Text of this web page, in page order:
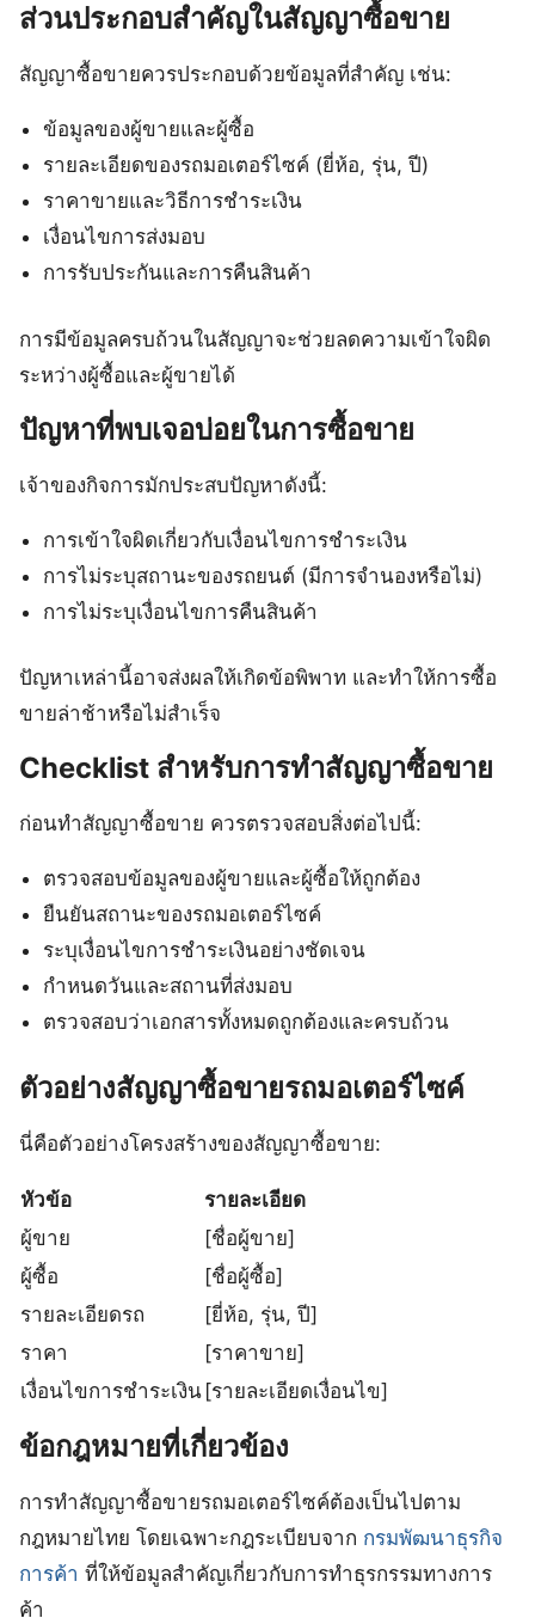
ส่วนประกอบสำคัญในสัญญาซื้อขาย
สัญญาซื้อขายควรประกอบด้วยข้อมูลที่สำคัญ เช่น:
ข้อมูลของผู้ขายและผู้ซื้อ
รายละเอียดของรถมอเตอร์ไซค์ (ยี่ห้อ, รุ่น, ปี)
ราคาขายและวิธีการชำระเงิน
เงื่อนไขการส่งมอบ
การรับประกันและการคืนสินค้า
การมีข้อมูลครบถ้วนในสัญญาจะช่วยลดความเข้าใจผิด
ระหว่างผู้ซื้อและผู้ขายได้
ปัญหาที่พบเจอบ่อยในการซื้อขาย
เจ้าของกิจการมักประสบปัญหาดังนี้:
การเข้าใจผิดเกี่ยวกับเงื่อนไขการชำระเงิน
การไม่ระบุสถานะของรถยนต์ (มีการจำนองหรือไม่)
การไม่ระบุเงื่อนไขการคืนสินค้า
ปัญหาเหล่านี้อาจส่งผลให้เกิดข้อพิพาท และทำให้การซื้อ
ขายล่าช้าหรือไม่สำเร็จ
Checklist สำหรับการทำสัญญาซื้อขาย
ก่อนทำสัญญาซื้อขาย ควรตรวจสอบสิ่งต่อไปนี้:
ตรวจสอบข้อมูลของผู้ขายและผู้ซื้อให้ถูกต้อง
ยืนยันสถานะของรถมอเตอร์ไซค์
ระบุเงื่อนไขการชำระเงินอย่างชัดเจน
กำหนดวันและสถานที่ส่งมอบ
ตรวจสอบว่าเอกสารทั้งหมดถูกต้องและครบถ้วน
ตัวอย่างสัญญาซื้อขายรถมอเตอร์ไซค์
นี่คือตัวอย่างโครงสร้างของสัญญาซื้อขาย:
หัวข้อ
รายละเอียด
ผู้ขาย
[ชื่อผู้ขาย]
ผู้ซื้อ
[ชื่อผู้ซื้อ]
รายละเอียดรถ
[ยี่ห้อ, รุ่น, ปี]
ราคา
[ราคาขาย]
เงื่อนไขการชำระเงิน [รายละเอียดเงื่อนไข]
ข้อกฎหมายที่เกี่ยวข้อง
การทำสัญญาซื้อขายรถมอเตอร์ไซค์ต้องเป็นไปตาม
กฎหมายไทย โดยเฉพาะกฎระเบียบจาก กรมพัฒนาธุรกิจ
การค้า ที่ให้ข้อมูลสำคัญเกี่ยวกับการทำธุรกรรมทางการ
ค้า